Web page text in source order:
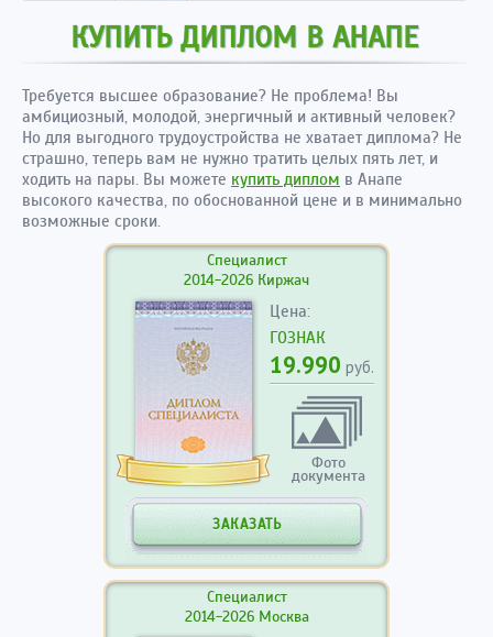
КУПИТЬ ДИПЛОМ В АНАПЕ
Требуется высшее образование? Не проблема! Вы
амбициозный, молодой, энергичный и активный человек?
Но для выгодного трудоустройства не хватает диплома? Не
страшно, теперь вам не нужно тратить целых пять лет, и
ходить на пары. Вы можете купить диплом в Анапе
высокого качества, по обоснованной цене и в минимально
возможные сроки.
Специалист
2014-2026 Киржач
Цена:
ГОЗНАК
19.990 руб.
Фото
документа
ЗАКАЗАТЬ
Специалист
2014-2026 Москва